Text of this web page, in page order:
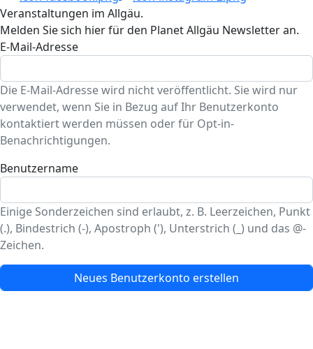
Veranstaltungen im Allgäu.
Melden Sie sich hier für den Planet Allgäu Newsletter an.
E-Mail-Adresse
Die E-Mail-Adresse wird nicht veröffentlicht. Sie wird nur
verwendet, wenn Sie in Bezug auf Ihr Benutzerkonto
kontaktiert werden müssen oder für Opt-in-
Benachrichtigungen.
Benutzername
Einige Sonderzeichen sind erlaubt, z. B. Leerzeichen, Punkt
(.), Bindestrich (-), Apostroph ('), Unterstrich (_) und das @-
Zeichen.